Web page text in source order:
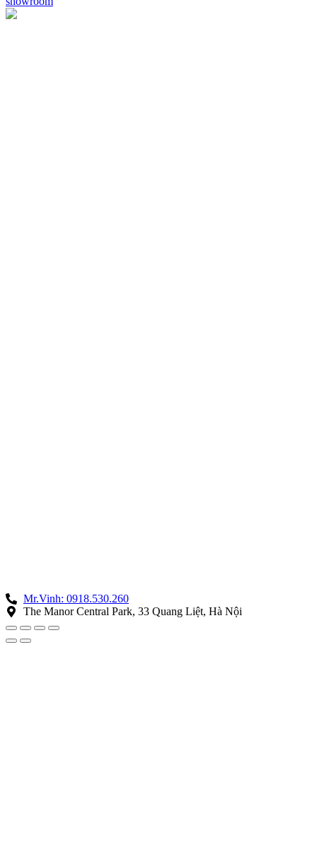
Mr.Vinh: 0918.530.260
The Manor Central Park, 33 Quang Liệt, Hà Nội